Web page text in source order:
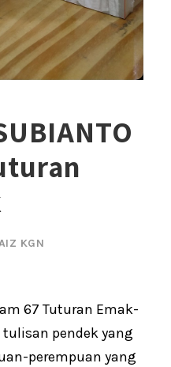
KGN
67 Tuturan Emak-
pendek yang
perempuan yang